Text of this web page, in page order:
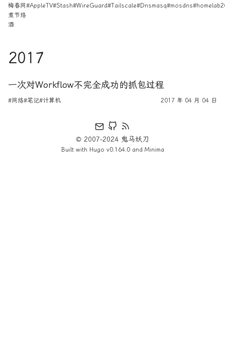
梅
煮
酒
春
节
网
络
#AppleTV#Stash#WireGuard#Tailscale#Dnsmasq#mosdns#homelab
2017
一次对Workflow不完全成功的抓包过程
#网络#笔记#计算机 2017 年 04 月 04 日
© 2007-2024 鬼马妖刀
Built with Hugo v0.164.0 and Minima